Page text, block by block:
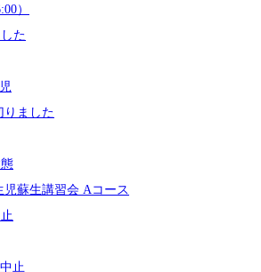
）
た
ました
蘇生講習会 Aコース
止